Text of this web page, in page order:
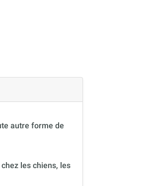
autre forme de
les chiens, les